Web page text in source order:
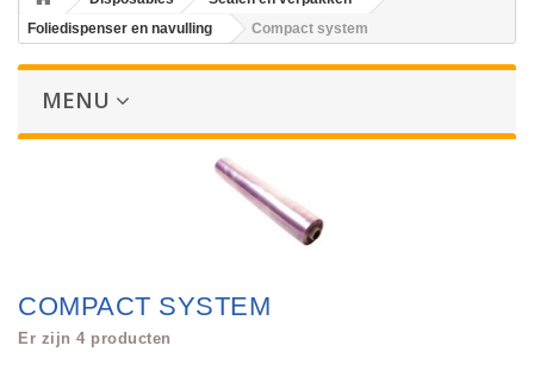
Foliedispenser en navulling
Compact system
MENU
COMPACT SYSTEM
Er zijn 4 producten